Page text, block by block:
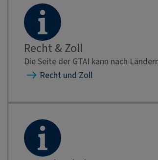
Recht & Zoll
Die Seite der GTAI kann nach
Recht und Zoll